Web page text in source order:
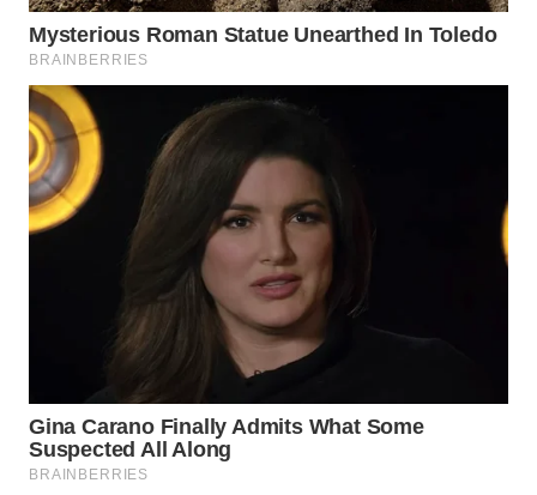
WAHANA
TV
WAHANANEWS
ID
WAHANANEWS
WAHANANEWS
SPORT
WAHANA